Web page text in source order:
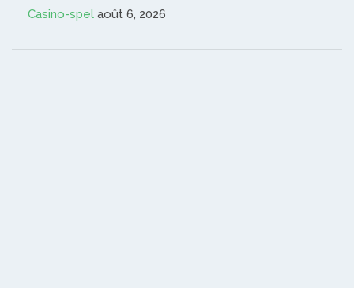
Casino-spel août 6, 2026